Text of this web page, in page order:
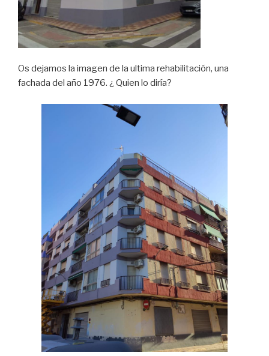
Os dejamos la imagen de la ultima rehabilitación, una
fachada del año 1976. ¿ Quien lo diría?